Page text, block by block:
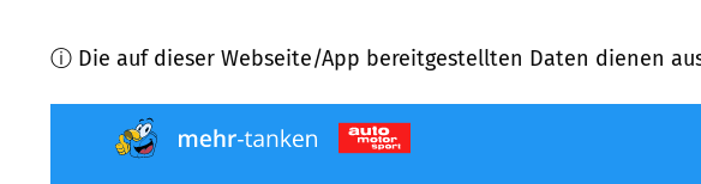
ⓘ Die auf dieser Webseite/App bereitgestellten Daten dienen